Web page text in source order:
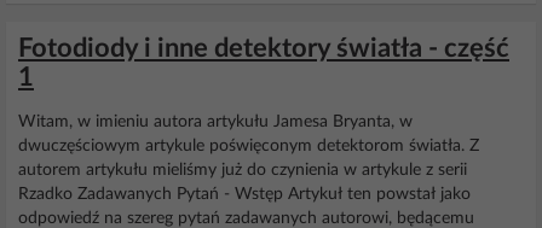
Fotodiody i inne detektory światła - część
1
Witam, w imieniu autora artykułu Jamesa Bryanta, w
dwuczęściowym artykule poświęconym detektorom światła. Z
autorem artykułu mieliśmy już do czynienia w artykule z serii
Rzadko Zadawanych Pytań - Wstęp Artykuł ten powstał jako
odpowiedź na szereg pytań zadawanych autorowi, będącemu